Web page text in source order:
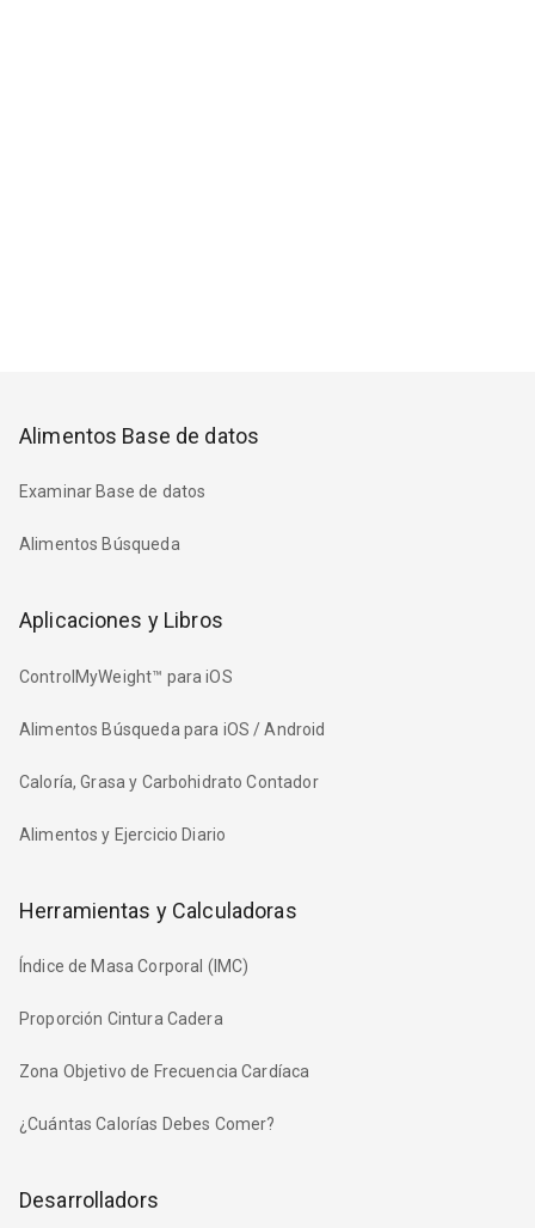
Alimentos Base de datos
Examinar Base de datos
Alimentos Búsqueda
Aplicaciones y Libros
ControlMyWeight™ para iOS
Alimentos Búsqueda para iOS / Android
Caloría, Grasa y Carbohidrato Contador
Alimentos y Ejercicio Diario
Herramientas y Calculadoras
Índice de Masa Corporal (IMC)
Proporción Cintura Cadera
Zona Objetivo de Frecuencia Cardíaca
¿Cuántas Calorías Debes Comer?
Desarrolladors